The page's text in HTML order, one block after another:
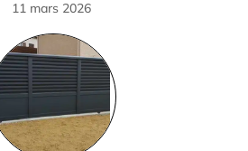
11 mars 2026